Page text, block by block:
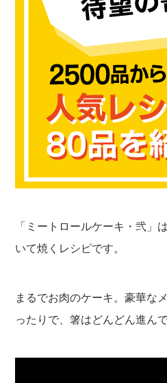
「ミートロールケーキ・弐」
いて焼くレシピです。
まるでお肉のケーキ。豪華な
ったりで、箸はどんどん進ん